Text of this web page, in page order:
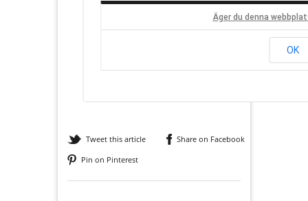
Äger du denna
OK
Tweet this article
Share on Facebook
Pin on Pinterest